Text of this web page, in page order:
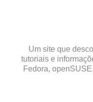
Um site que
tutoriais e
Fedora,